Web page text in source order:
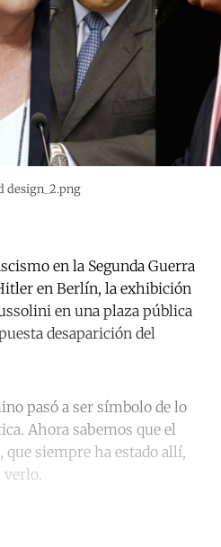
design_2.png
en la Segunda Guerra
en Berlín, la exhibición
en una plaza pública
desaparición del
pasó a ser símbolo de lo
Ahora sabemos que el
siempre ha estado allí,
verlo.